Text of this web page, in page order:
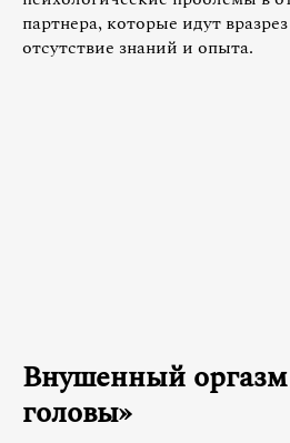
партнера, которые идут
отсутствие знаний и опыта.
Внушенный оргазм
головы»